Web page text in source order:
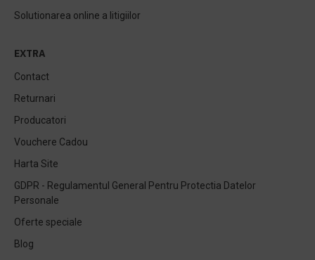
Solutionarea online a litigiilor
EXTRA
Contact
Returnari
Producatori
Vouchere Cadou
Harta Site
GDPR - Regulamentul General Pentru Protectia Datelor
Personale
Oferte speciale
Blog